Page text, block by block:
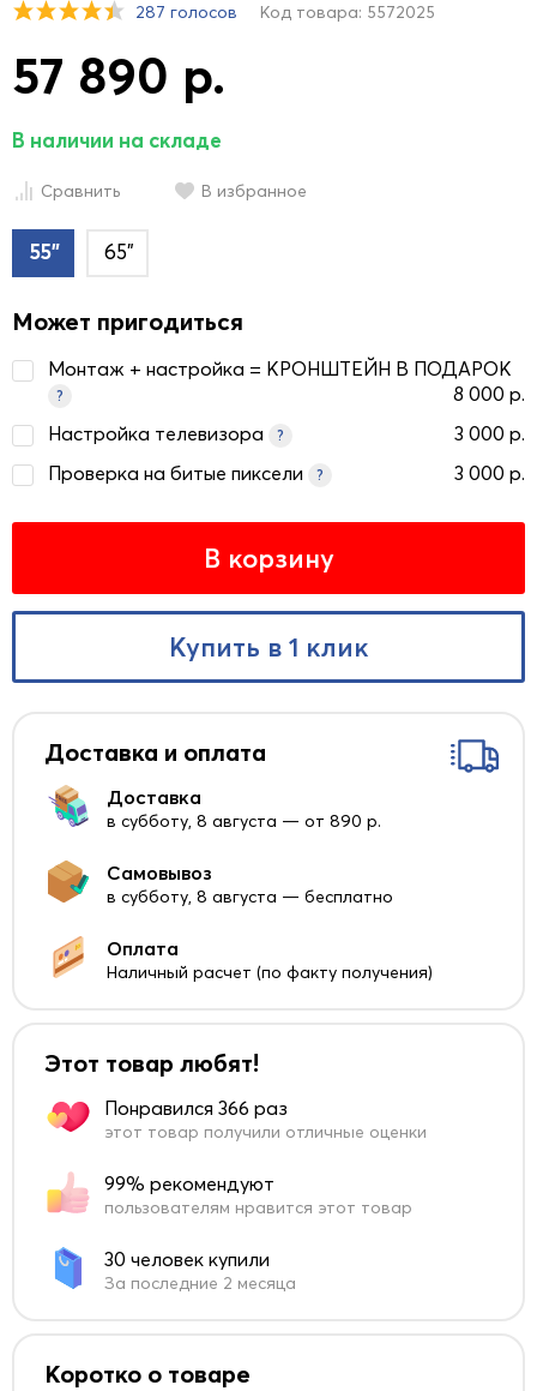
287 голосов Код товара: 5572025
57 890 р.
В наличии на складе
Сравнить В избранное
55" 65"
Может пригодиться
Монтаж + настройка = КРОНШТЕЙН В ПОДАРОК
?
8 000 р.
Настройка телевизора
?
3 000 р.
Проверка на битые пиксели
? 3 000 р.
В корзину
Купить в 1 клик
Доставка и оплата
Доставка
в субботу, 8 августа — от 890 р.
Самовывоз
в субботу, 8 августа — бесплатно
Оплата
Наличный расчет (по факту получения)
Этот товар любят!
Понравился 366 раз
этот товар получили отличные оценки
99% рекомендуют
пользователям нравится этот товар
30 человек купили
За последние 2 месяца
Коротко о товаре